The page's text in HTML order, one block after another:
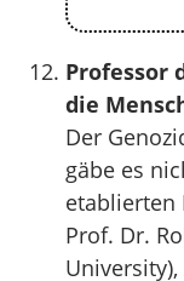
Professor
die
Der
gäbe es
etablierten
Prof. Dr.